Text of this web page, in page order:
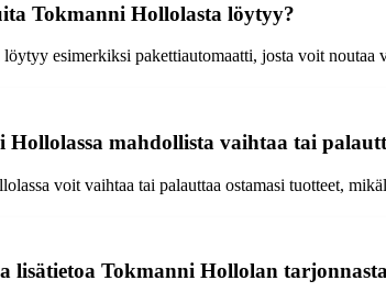
Tokmanni Hollolasta löytyy?
esimerkiksi pakettiautomaatti, josta voit
Hollolassa mahdollista vaihtaa tai
voit vaihtaa tai palauttaa ostamasi tuotteet,
lisätietoa Tokmanni Hollolan